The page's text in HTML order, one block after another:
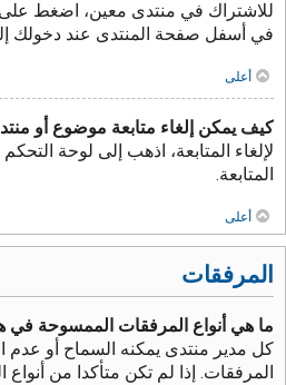
للاشتراك في منتدى معين، اضغط على
في أسفل صفحة المنتدى عند دخولك
أعلى
كيف يمكن إلغاء متابعة موضوع أو
لإلغاء المتابعة، اذهب إلى لوحة
المتابعة.
أعلى
المرفقات
ما هي أنواع المرفقات الممسوحة في
كل مدير منتدى يمكنه السماح أو عدم
المرفقات. إذا لم تكن متأكدا من